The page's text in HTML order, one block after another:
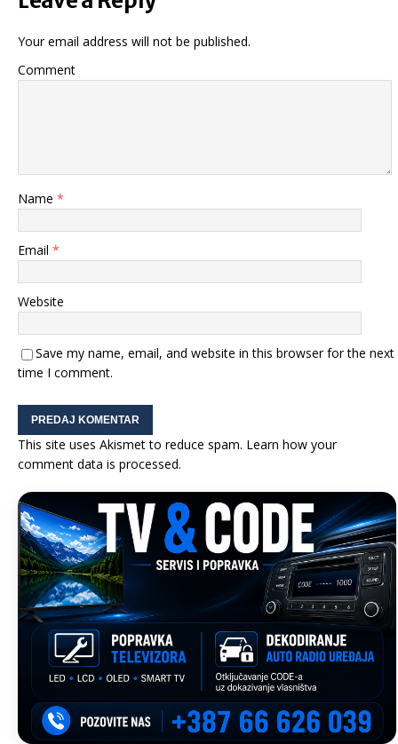
Your email address will not be published.
Comment
Name *
Email *
Website
Save my name, email, and website in this browser for the next
time I comment.
This site uses Akismet to reduce spam. Learn how your
comment data is processed.